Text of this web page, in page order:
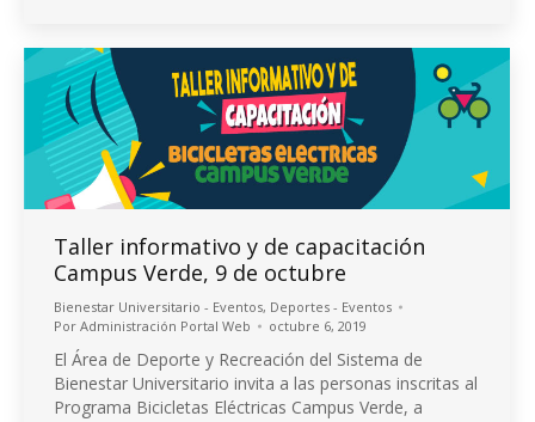
Taller informativo y de capacitación
Campus Verde, 9 de octubre
Bienestar Universitario - Eventos, Deportes - Eventos
Por Administración Portal Web octubre 6, 2019
El Área de Deporte y Recreación del Sistema de
Bienestar Universitario invita a las personas inscritas al
Programa Bicicletas Eléctricas Campus Verde, a